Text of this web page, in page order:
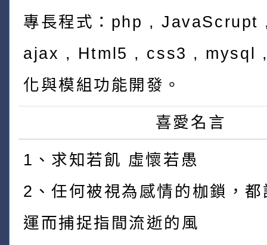
專長程式：php ,
ajax , Html5 , css3 , mysql
化與模組功能開發。
喜愛名言
1、求知若飢 虛懷若愚
2、任何被視為感情的枷鎖，
運而捕捉指間流逝的風